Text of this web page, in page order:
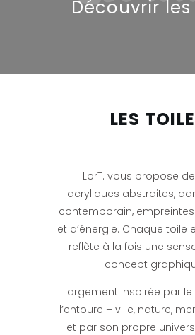
Découvrir
LES
LorT. vous propose
acryliques abstraites,
contemporain,
et d’énergie. Chaque toile
reflète à la fois une
concept
Largement inspirée par
l’entoure – ville, nature,
et par son propre